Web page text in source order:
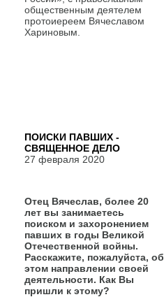
общественным деятелем
протоиереем Вячеславом
Хариновым.
ПОИСКИ ПАВШИХ -
СВЯЩЕННОЕ ДЕЛО
27 февраля 2020
Отец Вячеслав, более 20
лет вы занимаетесь
поиском и захоронением
павших в годы Великой
Отечественной войны.
Расскажите, пожалуйста, об
этом направлении своей
деятельности. Как Вы
пришли к этому?